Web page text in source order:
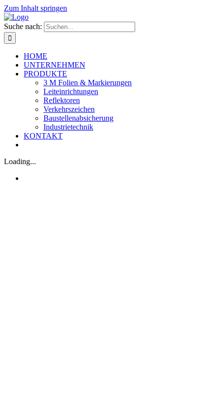
Zum Inhalt springen
Suche nach:
HOME
UNTERNEHMEN
PRODUKTE
3 M Folien & Markierungen
Leiteinrichtungen
Reflektoren
Verkehrszeichen
Baustellenabsicherung
Industrietechnik
KONTAKT
Loading...